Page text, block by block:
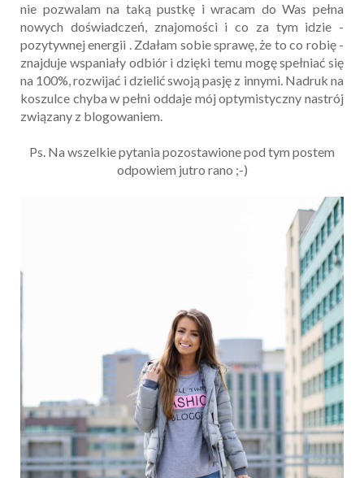
nie pozwalam na taką pustkę i wracam do Was pełna
nowych doświadczeń, znajomości i co za tym idzie -
pozytywnej energii . Zdałam sobie sprawę, że to co robię -
znajduje wspaniały odbiór i dzięki temu mogę spełniać się
na 100%, rozwijać i dzielić swoją pasję z innymi. Nadruk na
koszulce chyba w pełni oddaje mój optymistyczny nastrój
związany z blogowaniem.
Ps. Na wszelkie pytania pozostawione pod tym postem
odpowiem jutro rano ;-)